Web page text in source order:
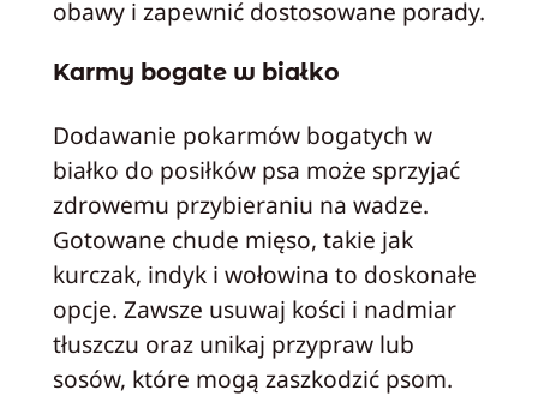
obawy i zapewnić dostosowane porady.
Karmy bogate w białko
Dodawanie pokarmów bogatych w
białko do posiłków psa może sprzyjać
zdrowemu przybieraniu na wadze.
Gotowane chude mięso, takie jak
kurczak, indyk i wołowina to doskonałe
opcje. Zawsze usuwaj kości i nadmiar
tłuszczu oraz unikaj przypraw lub
sosów, które mogą zaszkodzić psom.